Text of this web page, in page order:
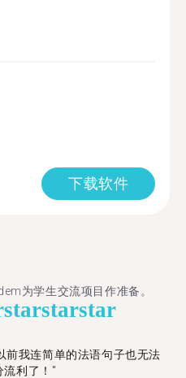
下载软件
为学生交流项目作准备。
starstarstar
前我连简单的法语句子也无法
流利了！"